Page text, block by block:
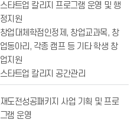
스타트업 칼리지 프로그램 운영 및 행
정지원
창업대체학점인정제, 창업교과목, 창
업동아리, 각종 캠프 등 기타 학생 창
업지원
스타트업 칼리지 공간관리
재도전성공패키지 사업 기획 및 프로
그램 운영